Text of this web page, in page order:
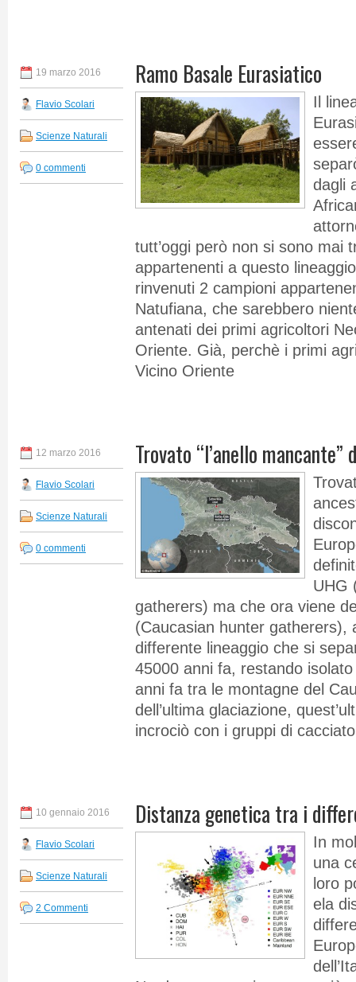
19 marzo 2016
Flavio Scolari
Scienze Naturali
0 commenti
Ramo Basale Eurasiatico
Il
dagli
tutt’oggi però non si sono mai
appartenenti a questo
rinvenuti 2 campioni
Natufiana, che sarebbero
antenati dei primi agricoltori
Oriente. Già, perchè i primi
Vicino Oriente
12 marzo 2016
Flavio Scolari
Scienze Naturali
0 commenti
Trovato “l’anello mancante”
UHG
gatherers) ma che ora viene
(Caucasian hunter gatherers),
differente lineaggio che si
45000 anni fa, restando
anni fa tra le montagne del
dell’ultima glaciazione,
incrociò con i gruppi di
10 gennaio 2016
Flavio Scolari
Scienze Naturali
2 Commenti
Distanza genetica tra i
In
una
loro
ela